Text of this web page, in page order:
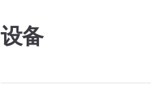
设备